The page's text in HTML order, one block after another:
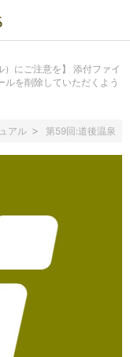
）にご注意を】 添付ファイ
を削除していただくよう
アル 第59回:道後温泉